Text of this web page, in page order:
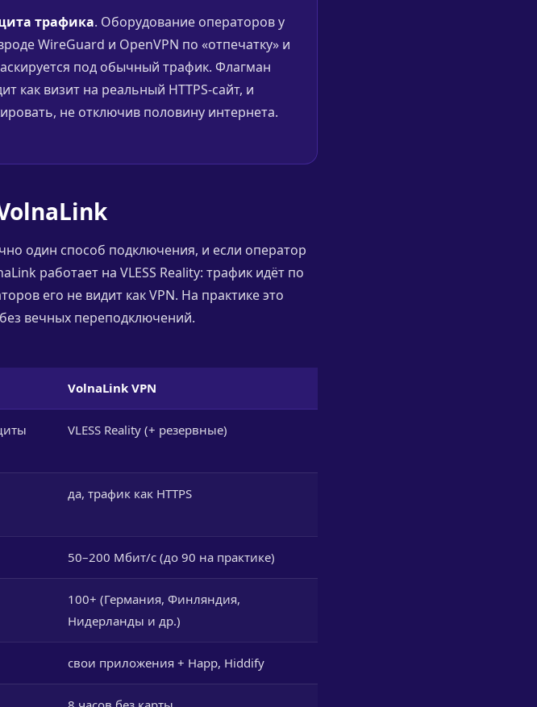
трафика. Оборудование операторов у
WireGuard и OpenVPN по «отпечатку» и
под обычный трафик. Флагман
как визит на реальный HTTPS-сайт, и
не отключив половину интернета.
один способ подключения, и если оператор
работает на VLESS Reality: трафик идёт по
его не видит как VPN. На практике это
вечных переподключений.
VolnaLink VPN
VLESS Reality (+ резервные)
да, трафик как HTTPS
50–200 Мбит/с (до 90 на практике)
100+ (Германия, Финляндия,
Нидерланды и др.)
свои приложения + Happ, Hiddify